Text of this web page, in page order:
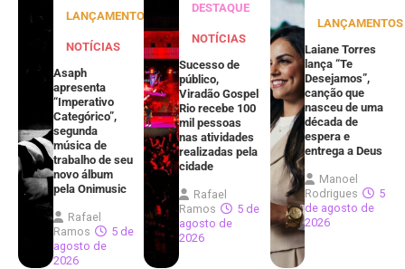
LANÇAMENTOS
NOTÍCIAS
Asaph
apresenta
“Imperativo
Categórico”,
segunda
música de
trabalho de seu
novo álbum
pela Onimusic
Rafael
Ramos
5 de
agosto de
2026
DESTAQUE
NOTÍCIAS
Sucesso de
público,
Viradão Gospel
Rio recebe 100
mil pessoas
nas atividades
realizadas pela
cidade
Rafael
Ramos
5 de
agosto de
2026
LANÇAMENTOS
Laiane Torres
lança “Te
Desejamos”,
canção que
nasceu de uma
década de
espera e
entrega a Deus
Manoel
Rodrigues
5
de agosto de
2026